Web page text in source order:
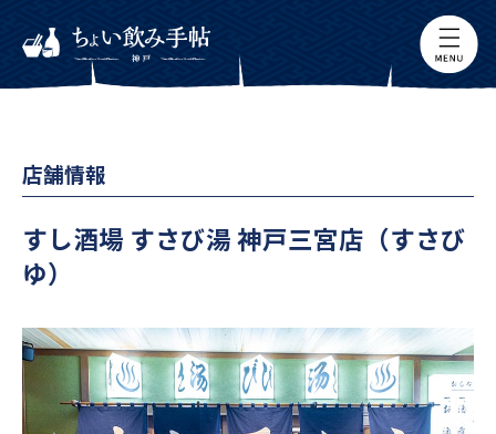
店舗情報
すし酒場 すさび湯 神戸三宮店（すさび
ゆ）